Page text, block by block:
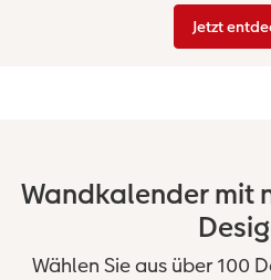
Jetzt
Wandkalender mit
Wählen Sie aus über 100